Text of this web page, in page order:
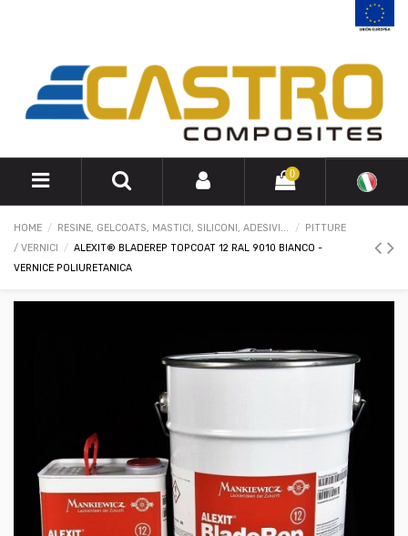
0
HOME RESINE, GELCOATS, MASTICI, SILICONI, ADESIVI...
PITTURE
/ VERNICI
ALEXIT® BLADEREP TOPCOAT 12 RAL 9010 BIANCO -
VERNICE POLIURETANICA